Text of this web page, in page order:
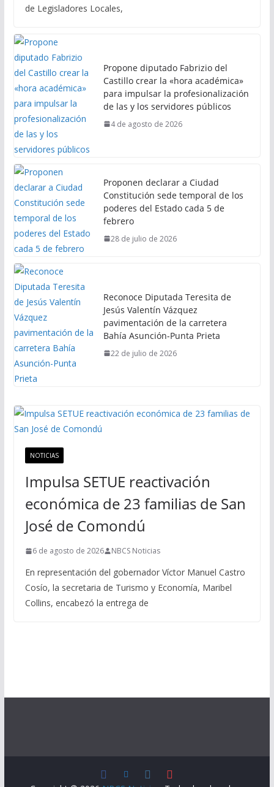
de Legisladores Locales,
Propone diputado Fabrizio del
Castillo crear la «hora académica»
para impulsar la profesionalización
de las y los servidores públicos
4 de agosto de 2026
Proponen declarar a Ciudad
Constitución sede temporal de los
poderes del Estado cada 5 de
febrero
28 de julio de 2026
Reconoce Diputada Teresita de
Jesús Valentín Vázquez
pavimentación de la carretera
Bahía Asunción-Punta Prieta
22 de julio de 2026
NOTICIAS
Impulsa SETUE reactivación
económica de 23 familias de San
José de Comondú
6 de agosto de 2026 NBCS Noticias
En representación del gobernador Víctor Manuel Castro
Cosío, la secretaria de Turismo y Economía, Maribel
Collins, encabezó la entrega de